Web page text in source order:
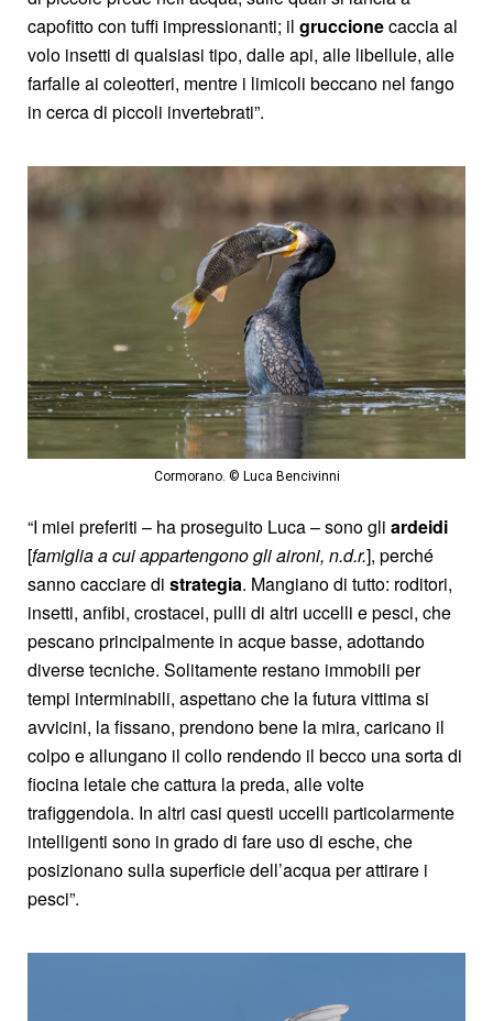
capofitto con tuffi impressionanti; il gruccionecaccia al
volo insetti di qualsiasi tipo, dalle api, alle libellule, alle
farfalle ai coleotteri, mentre i limicoli beccano nel fango
in cerca di piccoli invertebrati”.
Cormorano. © Luca Bencivinni
“I miei preferiti – ha proseguito Luca – sono gli ardeidi
[famiglia a cui appartengono gli aironi, n.d.r.], perché
sanno cacciare di strategia. Mangiano di tutto: roditori,
insetti, anfibi, crostacei, pulli di altri uccelli e pesci, che
pescano principalmente in acque basse, adottando
diverse tecniche. Solitamente restano immobili per
tempi interminabili, aspettano che la futura vittima si
avvicini, la fissano, prendono bene la mira, caricano il
colpo e allungano il collo rendendo il becco una sorta di
fiocina letale che cattura la preda, alle volte
trafiggendola. In altri casi questi uccelli particolarmente
intelligenti sono in grado di fare uso di esche, che
posizionano sulla superficie dell’acqua per attirare i
pesci”.